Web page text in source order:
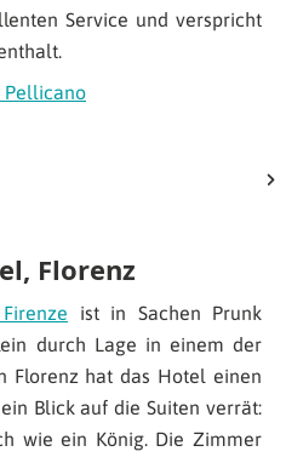
Service und verspricht
Pellicano
Florenz
ist in Sachen Prunk
durch Lage in einem der
Florenz hat das Hotel einen
Blick auf die Suiten verrät:
wie ein König. Die Zimmer